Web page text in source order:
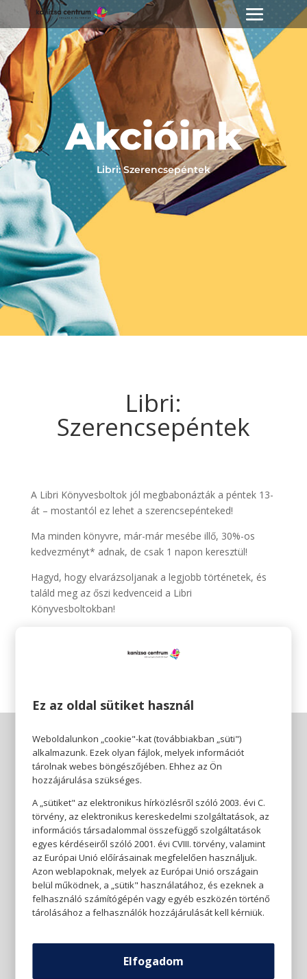
Akcióink
Libri: Szerencsepéntek
Libri:
Szerencsepéntek
A Libri Könyvesboltok jól megbabonázták a péntek 13-
át – mostantól ez lehet a szerencsepénteked!
Ma minden könyvre, már-már mesébe illő, 30%-os
kedvezményt* adnak, de csak 1 napon keresztül!
Hagyd, hogy elvarázsoljanak a legjobb történetek, és
találd meg az őszi kedvenceid a Libri
Könyvesboltokban!
https://www.libri.hu/szerencsepentek
Ez az oldal sütiket használ
Weboldalunkon „cookie"-kat (továbbiakban „süti")
alkalmazunk. Ezek olyan fájlok, melyek információt
tárolnak webes böngészőjében. Ehhez az Ön
hozzájárulása szükséges.
A „sütiket" az elektronikus hírközlésről szóló 2003. évi C.
törvény, az elektronikus kereskedelmi szolgáltatások, az
információs társadalommal összefüggő szolgáltatások
egyes kérdéseiről szóló 2001. évi CVIII. törvény, valamint
az Európai Unió előírásainak megfelelően használjuk.
Azon weblapoknak, melyek az Európai Unió országain
belül működnek, a „sütik" használatához, és ezeknek a
felhasználó számítógépén vagy egyéb eszközén történő
tárolásához a felhasználók hozzájárulását kell kérniük.
Elfogadom